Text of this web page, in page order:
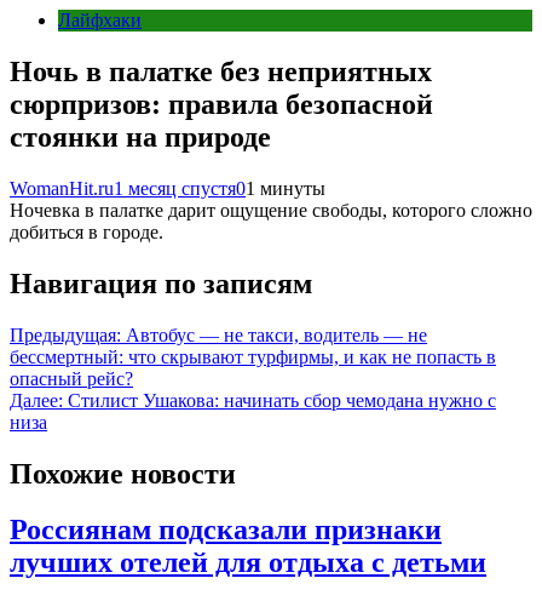
Лайфхаки
Ночь в палатке без неприятных
сюрпризов: правила безопасной
стоянки на природе
WomanHit.ru1 месяц спустя01 минуты
Ночевка в палатке дарит ощущение свободы, которого сложно
добиться в городе.
Навигация по записям
Предыдущая: Автобус — не такси, водитель — не
бессмертный: что скрывают турфирмы, и как не попасть в
опасный рейс?
Далее: Стилист Ушакова: начинать сбор чемодана нужно с
низа
Похожие новости
Россиянам подсказали признаки
лучших отелей для отдыха с детьми